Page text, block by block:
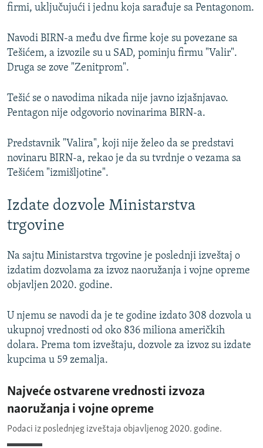
firmi, uključujući i jednu koja sarađuje sa Pentagonom.
Navodi BIRN-a među dve firme koje su povezane sa
Tešićem, a izvozile su u SAD, pominju firmu "Valir".
Druga se zove "Zenitprom".
Tešić se o navodima nikada nije javno izjašnjavao.
Pentagon nije odgovorio novinarima BIRN-a.
Predstavnik "Valira", koji nije želeo da se predstavi
novinaru BIRN-a, rekao je da su tvrdnje o vezama sa
Tešićem "izmišljotine".
Izdate dozvole Ministarstva
trgovine
Na sajtu Ministarstva trgovine je poslednji izveštaj o
izdatim dozvolama za izvoz naoružanja i vojne opreme
objavljen 2020. godine.
U njemu se navodi da je te godine izdato 308 dozvola u
ukupnoj vrednosti od oko 836 miliona američkih
dolara. Prema tom izveštaju, dozvole za izvoz su izdate
kupcima u 59 zemalja.